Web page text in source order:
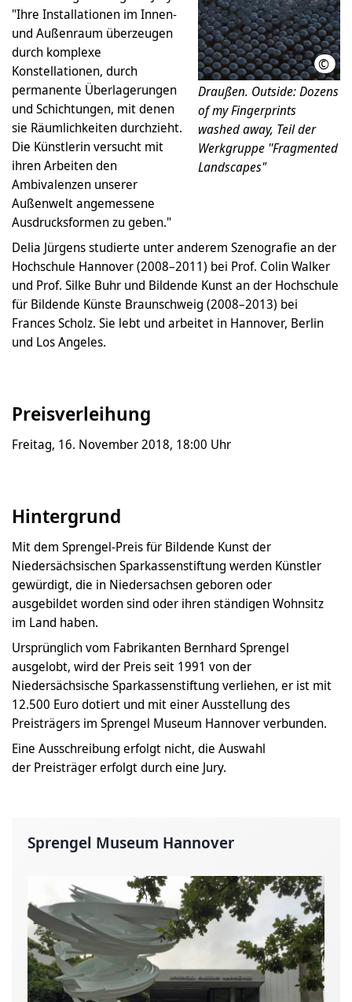
©
Draußen. Outside: Dozens
of my Fingerprints
washed away, Teil der
Werkgruppe ''Fragmented
Landscapes"
"Ihre Installationen im Innen-
und Außenraum überzeugen
durch komplexe
Konstellationen, durch
permanente Überlagerungen
und Schichtungen, mit denen
sie Räumlichkeiten durchzieht.
Die Künstlerin versucht mit
ihren Arbeiten den
Ambivalenzen unserer
Außenwelt angemessene
Ausdrucksformen zu geben."
Delia Jürgens studierte unter anderem Szenografie an der
Hochschule Hannover (2008–2011) bei Prof. Colin Walker
und Prof. Silke Buhr und Bildende Kunst an der Hochschule
für Bildende Künste Braunschweig (2008–2013) bei
Frances Scholz. Sie lebt und arbeitet in Hannover, Berlin
und Los Angeles.
Preisverleihung
Freitag, 16. November 2018, 18:00 Uhr
Hintergrund
Mit dem Sprengel-Preis für Bildende Kunst der
Niedersächsischen Sparkassenstiftung werden Künstler
gewürdigt, die in Niedersachsen geboren oder
ausgebildet worden sind oder ihren ständigen Wohnsitz
im Land haben.
Ursprünglich vom Fabrikanten Bernhard Sprengel
ausgelobt, wird der Preis seit 1991 von der
Niedersächsische Sparkassenstiftung verliehen, er ist mit
12.500 Euro dotiert und mit einer Ausstellung des
Preisträgers im Sprengel Museum Hannover verbunden.
Eine Ausschreibung erfolgt nicht, die Auswahl
der Preisträger erfolgt durch eine Jury.
Sprengel Museum Hannover